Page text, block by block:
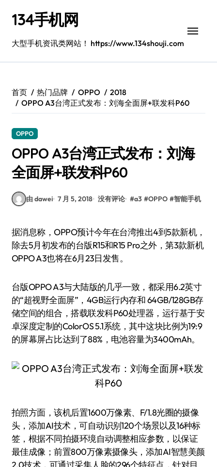
134手机网
大型手机资讯类网站！ https://www.134shouji.com
首页 热门品牌 OPPO
2018
OPPO A3台湾正式发布：刘海全面屏+联发科P60
OPPO
OPPO A3台湾正式发布：刘海
全面屏+联发科P60
由 dawei 7 月 5, 2018 没有评论 #a3 #OPPO #智能手机
据消息称，OPPO预计今年在台湾推出4到5款新机，
除去5月初发布的台版R15和R15 Pro之外，第3款新机
OPPO A3也将在6月23日发售。
台版OPPO A3与大陆版的几乎一致，都采用6.2英寸
的“超视野全面屏”，4GB运行内存和 64GB/128GB存
储空间的组合，搭载联发科P60处理器，运行基于安
卓深度定制的ColorOS 5.1系统，其中这块比例为19:9
的屏幕屏占比达到了88%，电池容量为3400mAh。
拍照方面，该机后置1600万像素、F/1.8光圈的摄像
头，添加AI技术，可自动识别120个场景以及16种标
签，根据不同拍摄环境自动调整相应参数，以保证
最佳成像；前置800万像素摄像头，添加AI智慧美颜